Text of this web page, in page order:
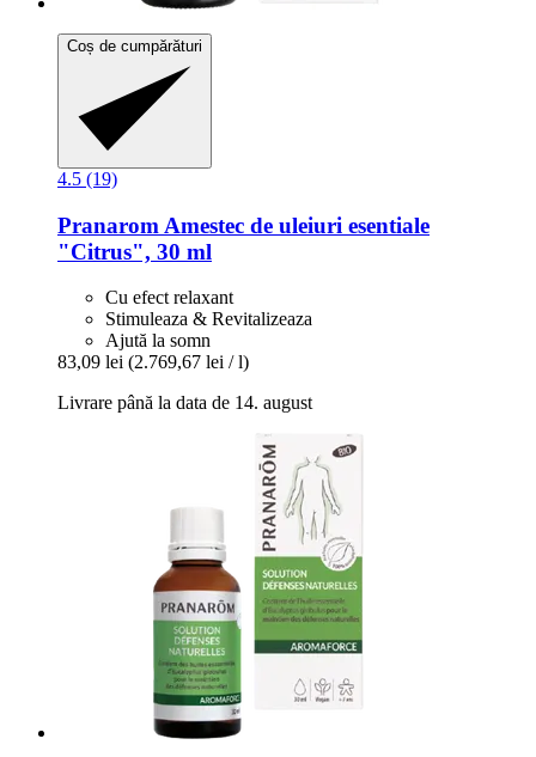
Coș de cumpărături
4.5 (19)
Pranarom Amestec de uleiuri esentiale
"Citrus", 30 ml
Cu efect relaxant
Stimuleaza & Revitalizeaza
Ajută la somn
83,09 lei (2.769,67 lei / l)
Livrare până la data de 14. august